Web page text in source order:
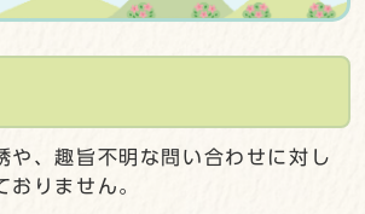
や、趣旨不明な問い合わせに対し
おりません。